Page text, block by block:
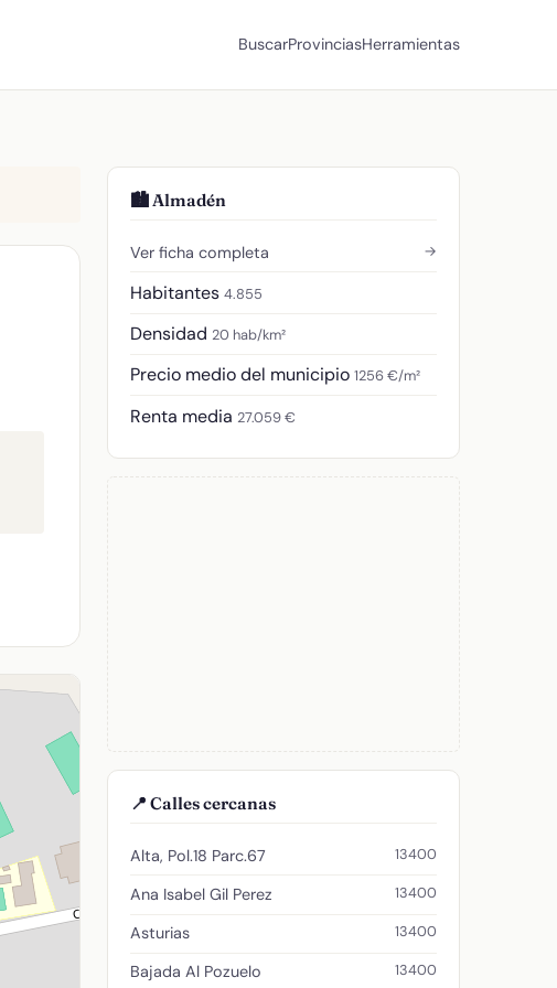
BuscarProvinciasHerramientas
🏙️ Almadén
Ver ficha completa →
Habitantes 4.855
Densidad 20 hab/km²
Precio medio del municipio 1256 €/m²
Renta media 27.059 €
📍 Calles cercanas
Alta, Pol.18 Parc.67 13400
Ana Isabel Gil Perez 13400
Asturias 13400
Bajada Al Pozuelo 13400